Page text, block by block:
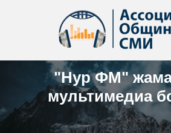
"Нур ФМ"
мультимедиа